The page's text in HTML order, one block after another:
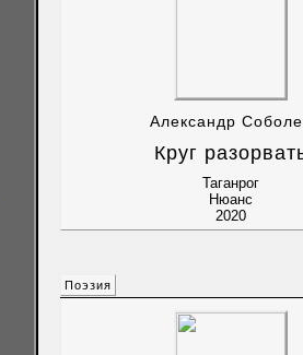
Александр
Круг
Таганрог
Нюанс
2020
Поэзия